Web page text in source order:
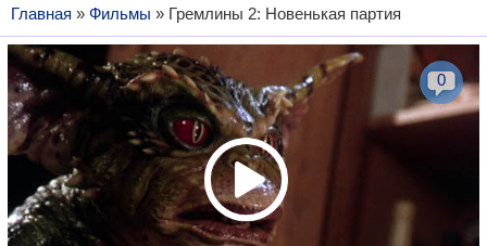
Главная » Фильмы » Гремлины 2: Новенькая партия
0